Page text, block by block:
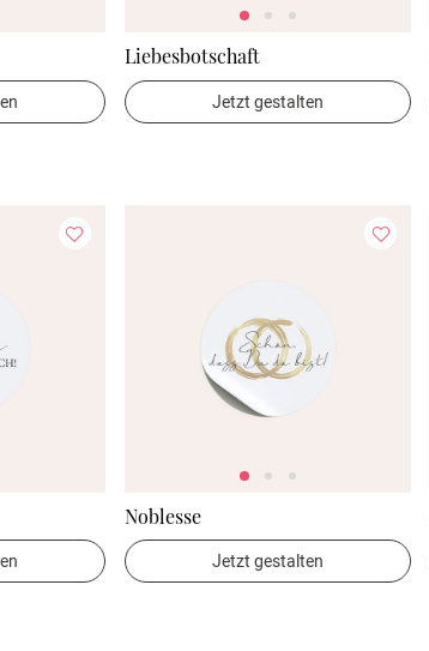
Liebesbotschaft
Jetzt gestalten
Noblesse
Jetzt gestalten